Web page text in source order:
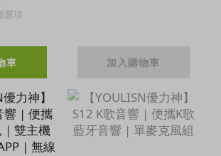
選項
車 加入購物車